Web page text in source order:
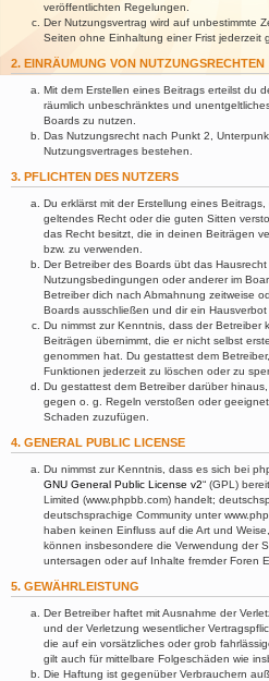
veröffentlichten Regelungen.
Der Nutzungsvertrag wird auf unbestimmte
Seiten ohne Einhaltung einer Frist jederzeit
2. EINRÄUMUNG VON NUTZUNGSRECHTEN
Mit dem Erstellen eines Beitrags erteilst du
räumlich unbeschränktes und
Boards zu nutzen.
Das Nutzungsrecht nach Punkt 2,
Nutzungsvertrages bestehen.
3. PFLICHTEN DES NUTZERS
Du erklärst mit der Erstellung eines
geltendes Recht oder die guten Sitten
das Recht besitzt, die in deinen Beiträgen
bzw. zu verwenden.
Der Betreiber des Boards übt das
Nutzungsbedingungen oder anderer im
Betreiber dich nach Abmahnung zeitweise
Boards ausschließen und dir ein Hausverbot
Du nimmst zur Kenntnis, dass der Betreiber
Beiträgen übernimmt, die er nicht selbst
genommen hat. Du gestattest dem
Funktionen jederzeit zu löschen oder zu
Du gestattest dem Betreiber darüber
gegen o. g. Regeln verstoßen oder
Schaden zuzufügen.
4. GENERAL PUBLIC LICENSE
Du nimmst zur Kenntnis, dass es sich bei
GNU General Public License v2“ (GPL)
Limited (www.phpbb.com) handelt;
deutschsprachige Community unter
haben keinen Einfluss auf die Art und
können insbesondere die Verwendung der
untersagen oder auf Inhalte fremder Foren
5. GEWÄHRLEISTUNG
Der Betreiber haftet mit Ausnahme der
und der Verletzung wesentlicher
die auf ein vorsätzliches oder grob
gilt auch für mittelbare Folgeschäden wie
Die Haftung ist gegenüber Verbrauchern